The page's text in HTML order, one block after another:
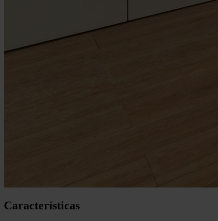
Características